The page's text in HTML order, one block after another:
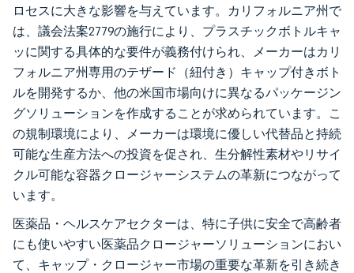
ロセスに大きな影響を与えています。カリフォルニア州で
は、議会法案2779の施行により、プラスチックボトルキャ
ッに関する具体的な要件が義務付けられ、メーカーはカリ
フォルニア州専用のテザード（紐付き）キャップ付きボト
ルを開発するか、他の米国市場向けに異なるパッケージン
グソリューションを作成することが求められています。こ
の規制環境により、メーカーは環境に優しい代替品と持続
可能な生産方法への投資を促され、生分解性素材やリサイ
クル可能な容器クロージャーシステムの革新につながって
います。
医薬品・ヘルスケアセクターは、特に子供に安全で高齢者
にも使いやすい医薬品クロージャーソリューションにおい
て、キャップ・クロージャー市場の重要な革新を引き続き